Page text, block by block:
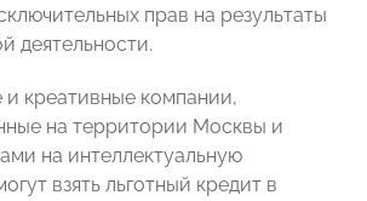
прав на результаты
деятельности.
и креативные компании,
на территории Москвы и
на интеллектуальную
взять льготный кредит в